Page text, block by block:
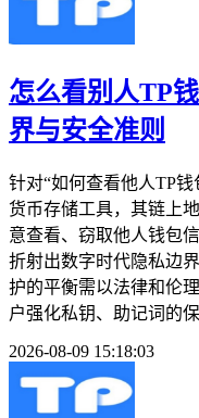
怎么看别人TP
界与安全准则
针对“如何查看他人TP
货币存储工具，其链上
意查看、窃取他人钱包
折射出数字时代隐私边
护的平衡需以法律和伦
户强化私钥、助记词的
2026-08-09 15:18:03